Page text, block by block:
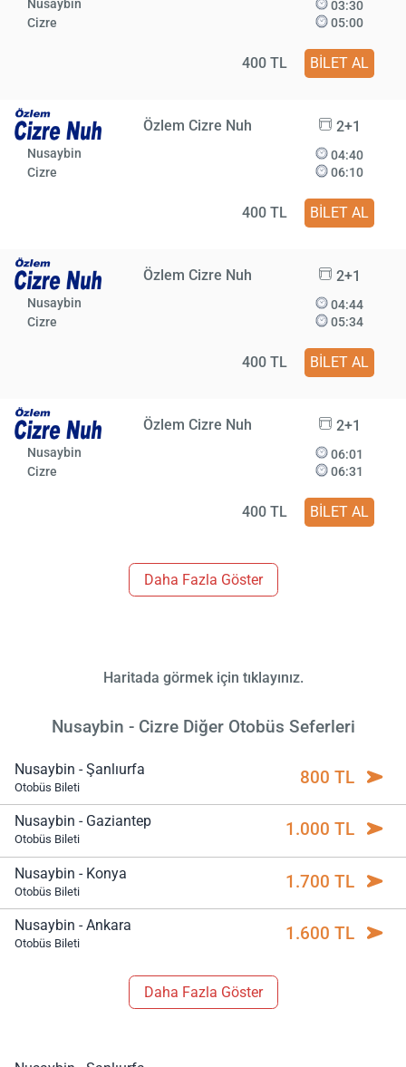
Nusaybin
Cizre
03:30
05:00
400 TL BİLET AL
Özlem Cizre Nuh 2+1
Nusaybin
Cizre
04:40
06:10
400 TL BİLET AL
Özlem Cizre Nuh 2+1
Nusaybin
Cizre
04:44
05:34
400 TL BİLET AL
Özlem Cizre Nuh 2+1
Nusaybin
Cizre
06:01
06:31
400 TL BİLET AL
Daha Fazla Göster
Haritada görmek için tıklayınız.
Nusaybin - Cizre Diğer Otobüs Seferleri
Nusaybin - Şanlıurfa
Otobüs Bileti 800 TL
Nusaybin - Gaziantep
Otobüs Bileti 1.000 TL
Nusaybin - Konya
Otobüs Bileti 1.700 TL
Nusaybin - Ankara
Otobüs Bileti 1.600 TL
Daha Fazla Göster